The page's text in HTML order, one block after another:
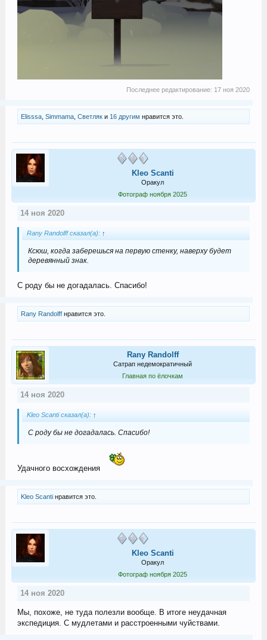
Последнее редактирование: 17 ноя 2020
Elisssa, Simmama, Светляки 16 другим нравится это.
Kleo Scanti
Оракул
Фотограф ноября 2025
14 ноя 2020
Rany Randolff сказал(а): ↑
Ксюш, когда заберешься на первую стенку, наверху будет
деревянный знак.
С роду бы не догадалась. Спасибо!
Rany Randolffнравится это.
Rany Randolff
Сатрап недемократичный
Главная по ёлочкам
14 ноя 2020
Kleo Scanti сказал(а): ↑
С роду бы не догадалась. Спасибо!
Удачного восхождения
Kleo Scantiнравится это.
Kleo Scanti
Оракул
Фотограф ноября 2025
14 ноя 2020
Мы, похоже, не туда полезли вообще. В итоге неудачная
экспедиция. С мудлетами и расстроенными чуйствами.